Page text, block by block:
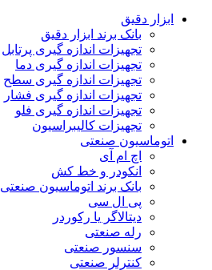
ابزار دقیق
بانک برند ابزار دقیق
تجهیزات اندازه گیری پرتابل
تجهیزات اندازه گیری دما
تجهیزات اندازه گیری سطح
تجهیزات اندازه گیری فشار
تجهیزات اندازه گیری فلو
تجهیزات کالیبراسیون
اتوماسیون صنعتی
اچ ام آی
انکودر و خط کش
بانک برند اتوماسیون صنعتی
پی ال سی
دیتالاگر یا رکوردر
رله صنعتی
سنسور صنعتی
کنترلر صنعتی